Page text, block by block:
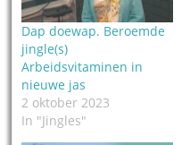
Dap doewap. Beroemde
jingle(s)
Arbeidsvitaminen in
nieuwe jas
2 oktober 2023
In "Jingles"